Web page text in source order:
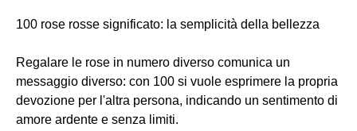
100 rose rosse significato: la semplicità della bellezza
Regalare le rose in numero diverso comunica un
messaggio diverso: con 100 si vuole esprimere la propria
devozione per l'altra persona, indicando un sentimento di
amore ardente e senza limiti.